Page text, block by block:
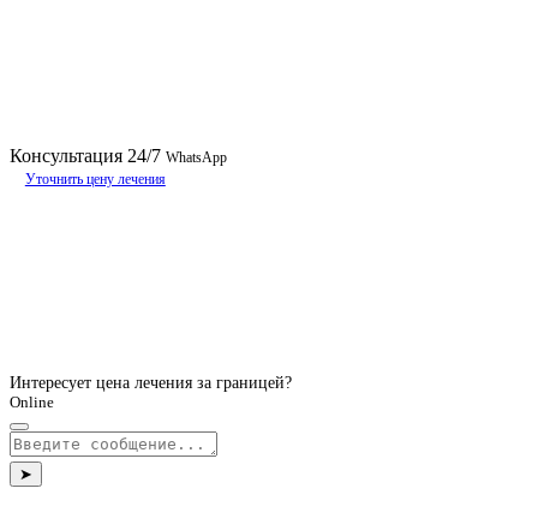
Консультация 24/7 WhatsApp
Уточнить цену лечения
Интересует цена лечения за границей?
Online
➤